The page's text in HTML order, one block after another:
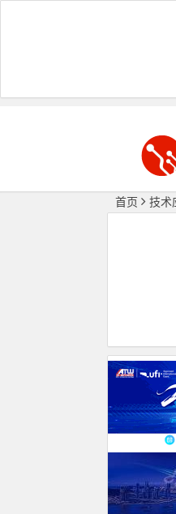
首页 技术